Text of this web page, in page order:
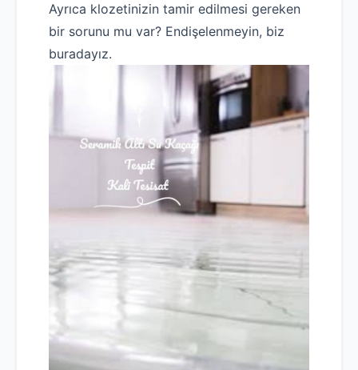
Ayrıca klozetinizin tamir edilmesi gereken
bir sorunu mu var? Endişelenmeyin, biz
buradayız.